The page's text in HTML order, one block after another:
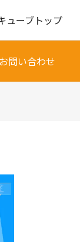
ューブトップ
お問い合わせ